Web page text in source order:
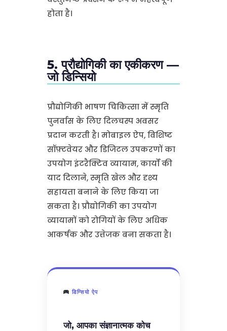
होता है।
5. प्रौद्योगिकी का एकीकरण —
जो डिन्सियो
प्रौद्योगिकी भाषण चिकित्सा में स्मृति
पुनर्वास के लिए दिलचस्प अवसर
प्रदान करती है। मोबाइल ऐप, विशिष्ट
सॉफ़्टवेयर और डिजिटल उपकरणों का
उपयोग इंटरैक्टिव व्यायाम, कार्यों की
याद दिलाने, स्मृति खेल और दृश्य
सहायता बनाने के लिए किया जा
सकता है। प्रौद्योगिकी का उपयोग
व्यायामों को रोगियों के लिए अधिक
आकर्षक और उत्तेजक बना सकता है।
डिन्सियो ऐप
जो, आपका संज्ञानात्मक कोच